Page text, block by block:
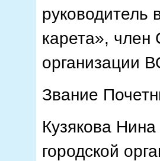
руководитель
карета», член
организации
Звание
Кузякова
городской